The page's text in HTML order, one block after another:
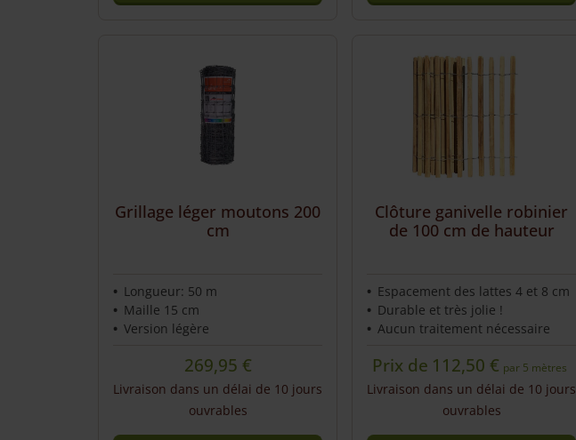
Grillage léger moutons 200
cm
Longueur: 50 m
Maille 15 cm
Version légère
269,95 €
Livraison dans un délai de 10 jours
ouvrables
Clôture ganivelle robinier
de 100 cm de hauteur
Espacement des lattes 4 et 8 cm
Durable et très jolie !
Aucun traitement nécessaire
Prix de 112,50 € par 5 mètres
Livraison dans un délai de 10 jours
ouvrables